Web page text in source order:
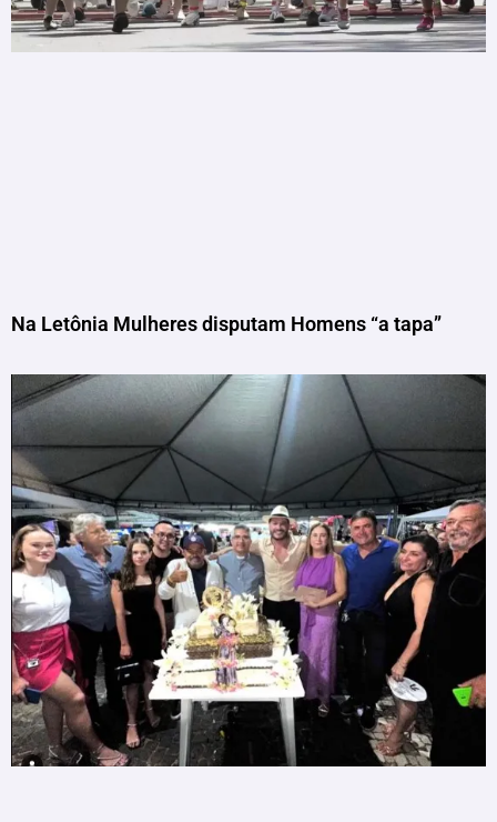
Na Letônia Mulheres disputam Homens “a tapa”